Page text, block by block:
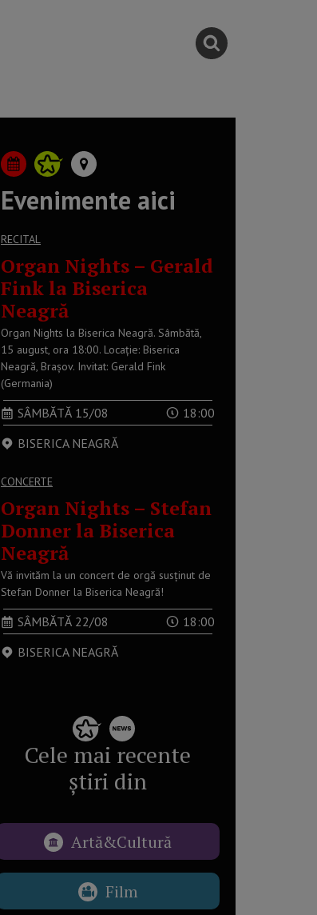
Evenimente aici
RECITAL
Organ Nights – Gerald
Fink la Biserica
Neagră
Organ Nights la Biserica Neagră. Sâmbătă,
15 august, ora 18:00. Locație: Biserica
Neagră, Brașov. Invitat: Gerald Fink
(Germania)
SÂMBĂTĂ 15/08
18:00
BISERICA NEAGRĂ
CONCERTE
Organ Nights – Stefan
Donner la Biserica
Neagră
Vă invităm la un concert de orgă susținut de
Stefan Donner la Biserica Neagră!
SÂMBĂTĂ 22/08
18:00
BISERICA NEAGRĂ
Cele mai recente
știri din
Artă&Cultură
Film